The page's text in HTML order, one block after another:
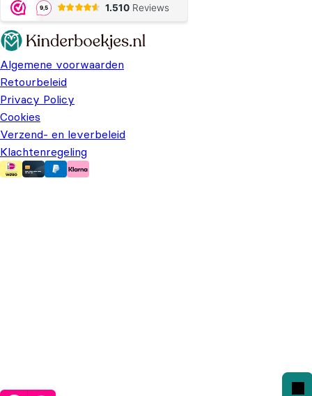
Algemene voorwaarden
Retourbeleid
Privacy Policy
Cookies
Verzend- en leverbeleid
Klachtenregeling